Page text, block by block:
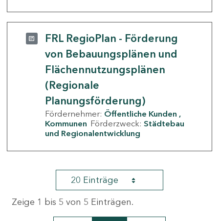
FRL RegioPlan - Förderung
von Bebauungsplänen und
Flächennutzungsplänen
(Regionale
Planungsförderung)
Fördernehmer: Öffentliche Kunden
Kommunen Förderzweck: Städtebau
und Regionalentwicklung
20 Einträge
Zeige 1 bis 5 von 5 Einträgen.